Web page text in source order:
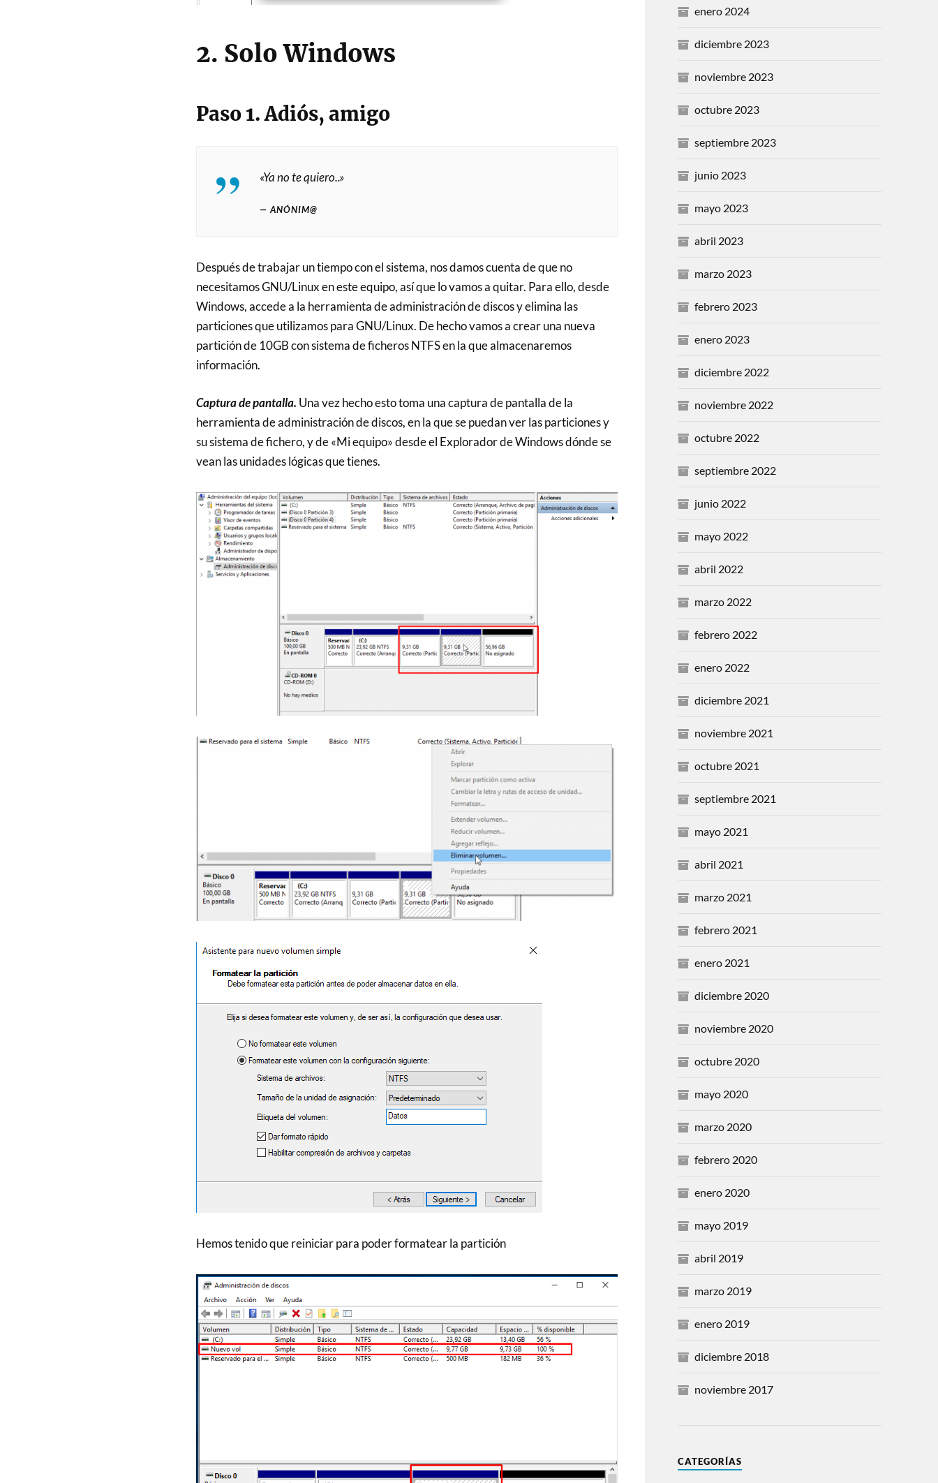
2. Solo Windows
Paso 1. Adiós, amigo
«Ya no te quiero..»
ANÓNIM@
Después de trabajar un tiempo con el sistema, nos damos cuenta de que no
necesitamos GNU/Linux en este equipo, así que lo vamos a quitar. Para ello, desde
Windows, accede a la herramienta de administración de discos y elimina las
particiones que utilizamos para GNU/Linux. De hecho vamos a crear una nueva
partición de 10GB con sistema de ficheros NTFS en la que almacenaremos
información.
Captura de pantalla. Una vez hecho esto toma una captura de pantalla de la
herramienta de administración de discos, en la que se puedan ver las particiones y
su sistema de fichero, y de «Mi equipo» desde el Explorador de Windows dónde se
vean las unidades lógicas que tienes.
Hemos tenido que reiniciar para poder formatear la partición
enero 2024
diciembre 2023
noviembre 2023
octubre 2023
septiembre 2023
junio 2023
mayo 2023
abril 2023
marzo 2023
febrero 2023
enero 2023
diciembre 2022
noviembre 2022
octubre 2022
septiembre 2022
junio 2022
mayo 2022
abril 2022
marzo 2022
febrero 2022
enero 2022
diciembre 2021
noviembre 2021
octubre 2021
septiembre 2021
mayo 2021
abril 2021
marzo 2021
febrero 2021
enero 2021
diciembre 2020
noviembre 2020
octubre 2020
mayo 2020
marzo 2020
febrero 2020
enero 2020
mayo 2019
abril 2019
marzo 2019
enero 2019
diciembre 2018
noviembre 2017
CATEGORÍAS